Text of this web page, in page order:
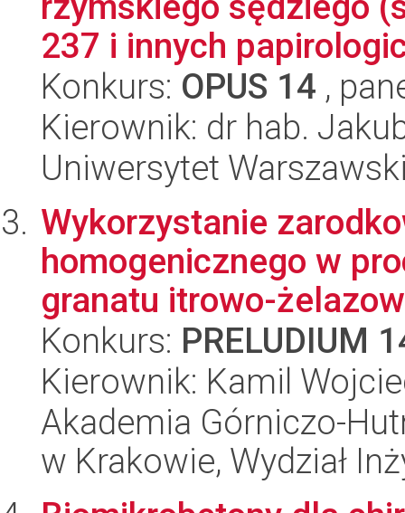
237 i innych
Konkurs: OPUS 14 ,
Kierownik: dr hab.
Uniwersytet
Wykorzystanie
homogenicznego w
granatu itrowo-
Konkurs: PRELUDIUM
Kierownik: Kamil
Akademia Górniczo-
w Krakowie, Wydział